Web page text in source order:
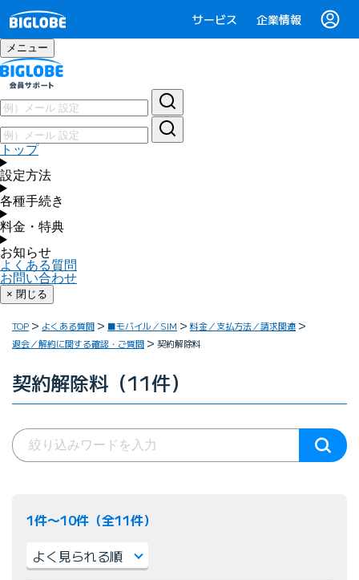
サービス 企業情報
メニュー
トップ
設定方法
各種手続き
料金・特典
お知らせ
よくある質問
お問い合わせ
× 閉じる
TOP よくある質問 ■モバイル／SIM
料金／支払方法／請求関連
退会／解約に関する確認・ご質問
契約解除料
契約解除料（11件）
1件〜10件（全11件）